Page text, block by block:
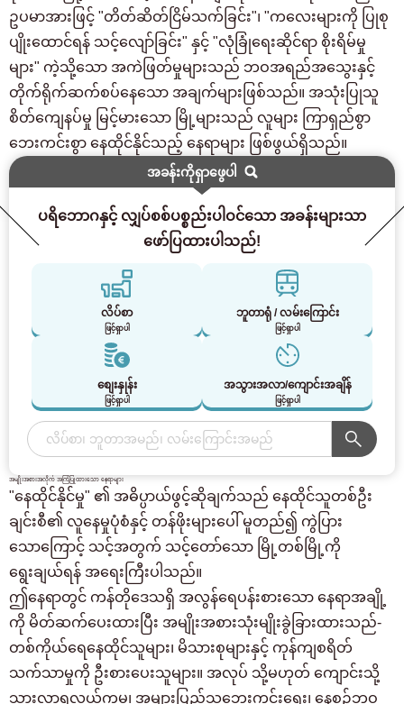
ဥပမာအားဖြင့် "တိတ်ဆိတ်ငြိမ်သက်ခြင်း"၊ "ကလေးများကို ပြုစု
ပျိုးထောင်ရန် သင့်လျော်ခြင်း" နှင့် "လုံခြုံရေးဆိုင်ရာ စိုးရိမ်မှု
များ" ကဲ့သို့သော အကဲဖြတ်မှုများသည် ဘဝအရည်အသွေးနှင့်
တိုက်ရိုက်ဆက်စပ်နေသော အချက်များဖြစ်သည်။ အသုံးပြုသူ
စိတ်ကျေနပ်မှု မြင့်မားသော မြို့များသည် လူများ ကြာရှည်စွာ
ဘေးကင်းစွာ နေထိုင်နိုင်သည့် နေရာများ ဖြစ်ဖွယ်ရှိသည်။
အခန်းကိုရှာဖွေပါ
ပရိဘောဂနှင့် လျှပ်စစ်ပစ္စည်းပါဝင်သော အခန်းများသာ
ဖော်ပြထားပါသည်!
လိပ်စာ
ဖြင့်ရှာပါ
ဘူတာရုံ / လမ်းကြောင်း
ဖြင့်ရှာပါ
စျေးနှုန်း
ဖြင့်ရှာပါ
အသွားအလာ/ကျောင်းအချိန်
ဖြင့်ရှာပါ
အမျိုးအစားအလိုက် အကြံပြုထားသော နေရာများ
"နေထိုင်နိုင်မှု" ၏ အဓိပ္ပာယ်ဖွင့်ဆိုချက်သည် နေထိုင်သူတစ်ဦး
ချင်းစီ၏ လူနေမှုပုံစံနှင့် တန်ဖိုးများပေါ် မူတည်၍ ကွဲပြား
သောကြောင့် သင့်အတွက် သင့်တော်သော မြို့တစ်မြို့ကို
ရွေးချယ်ရန် အရေးကြီးပါသည်။
ဤနေရာတွင် ကန်တိုဒေသရှိ အလွန်ရေပန်းစားသော နေရာအချို့
ကို မိတ်ဆက်ပေးထားပြီး အမျိုးအစားသုံးမျိုးခွဲခြားထားသည်-
တစ်ကိုယ်ရေနေထိုင်သူများ၊ မိသားစုများနှင့် ကုန်ကျစရိတ်
သက်သာမှုကို ဦးစားပေးသူများ။ အလုပ် သို့မဟုတ် ကျောင်းသို့
သွားလာရလွယ်ကူမှု၊ အများပြည်သူဘေးကင်းရေး၊ နေ့စဉ်ဘဝ